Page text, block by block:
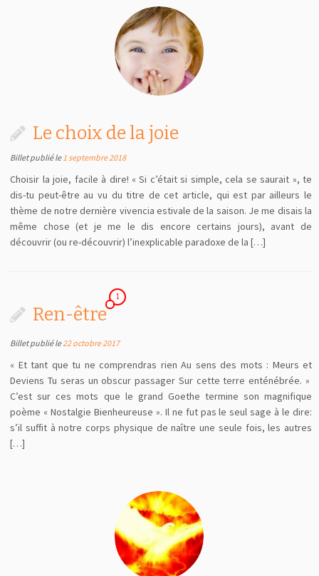
Le choix de la joie
Billet publié le1 septembre 2018
Choisir la joie, facile à dire! « Si c’était si simple, cela se saurait », te
dis-tu peut-être au vu du titre de cet article, qui est par ailleurs le
thème de notre dernière vivencia estivale de la saison. Je me disais la
même chose (et je me le dis encore certains jours), avant de
découvrir (ou re-découvrir) l’inexplicable paradoxe de la […]
Ren-être
1
Billet publié le22 octobre 2017
« Et tant que tu ne comprendras rien Au sens des mots : Meurs et
Deviens Tu seras un obscur passager Sur cette terre enténébrée. »
C’est sur ces mots que le grand Goethe termine son magnifique
poème « Nostalgie Bienheureuse ». Il ne fut pas le seul sage à le dire:
s’il suffit à notre corps physique de naître une seule fois, les autres
[…]